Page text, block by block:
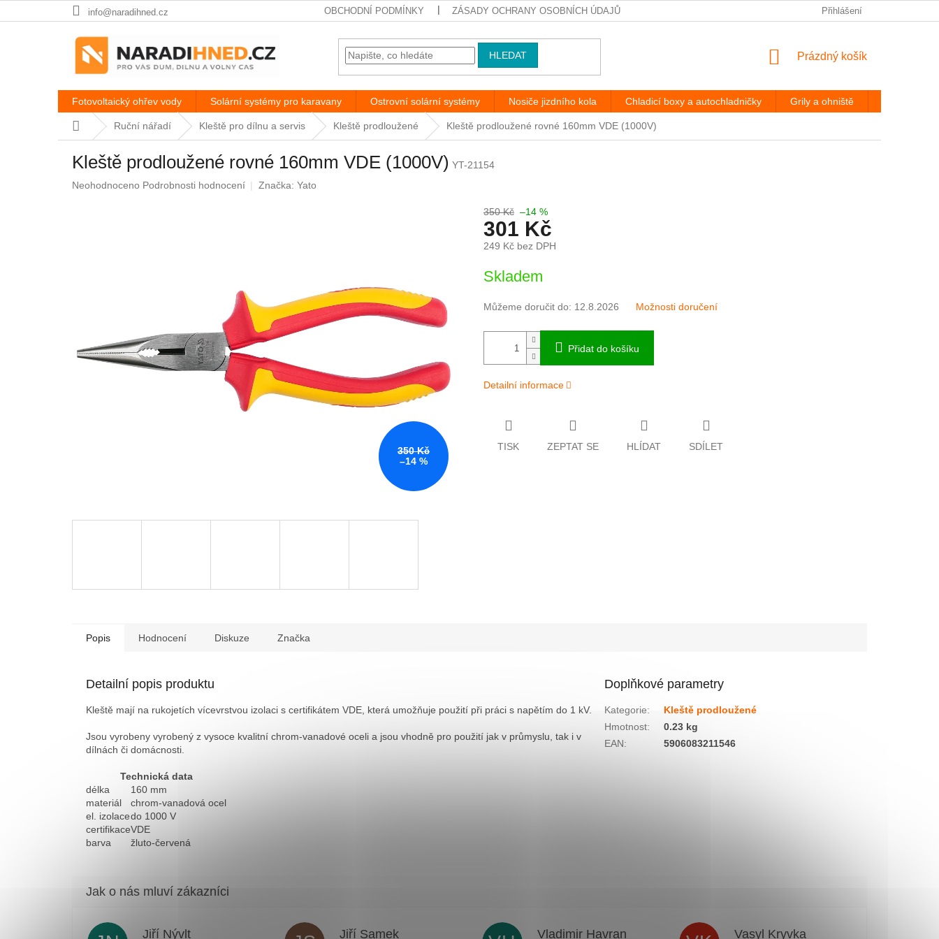
na
info@naradihned.cz OBCHODNÍ PODMÍNKY ZÁSADY OCHRANY OSOBNÍCH ÚDAJŮ PODMÍNKY OCHRANY OSOBNÍCH ÚDAJŮ ODSTOUPENÍ OD
Přihlášení
HLEDAT
NÁKUPNÍ
Prázdný košík
Fotovoltaický ohřev vody Solární systémy pro karavany Ostrovní solární systémy Nosiče jizdního kola Chladicí boxy a autochladničky Grily a ohniště
Domů Ruční nářadí Kleště pro dílnu a servis Kleště prodloužené Kleště prodloužené rovné 160mm VDE (1000V)
Kleště prodloužené rovné 160mm VDE (1000V) YT-21154
Průměrné
Neohodnoceno Podrobnosti hodnocení Značka: Yato
350 Kč
–14 %
350 Kč –14 %
301 Kč
249 Kč bez DPH
cena:
Skladem
Můžeme doručit do: 12.8.2026 Možnosti doručení
Přidat do košíku
Detailní informace
TISK ZEPTAT SE HLÍDAT SDÍLET
Popis Hodnocení Diskuze Značka
Detailní popis produktu
Kleště mají na rukojetích vícevrstvou izolaci s certifikátem VDE, která umožňuje použití při práci s napětím do 1 kV.
Jsou vyrobeny vyrobený z vysoce kvalitní chrom-vanadové oceli a jsou vhodně pro použití jak v průmyslu, tak i v
dílnách či domácnosti.
Technická data
délka
160 mm
materiál
chrom-vanadová ocel
el. izolacedo 1000 V
certifikaceVDE
barva
žluto-červená
Doplňkové parametry
Kategorie:
Kleště prodloužené
Hmotnost:
0.23 kg
EAN: 5906083211546
Jiří Nývlt Jiří Samek Vladimir Havran Vasyl Kryvka